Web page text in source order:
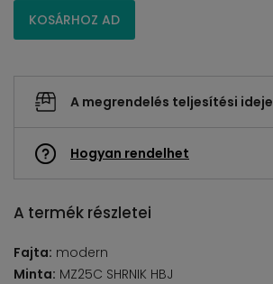
KOSÁRHOZ AD
A megrendelés teljesítési ideje
Hogyan rendelhet
A termék részletei
Fajta: modern
Minta: MZ25C SHRNIK HBJ